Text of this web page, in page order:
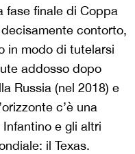
fase finale di Coppa
contorto,
in modo di tutelarsi
addosso dopo
Russia (nel 2018) e
c’è una
e gli altri
il Texas.